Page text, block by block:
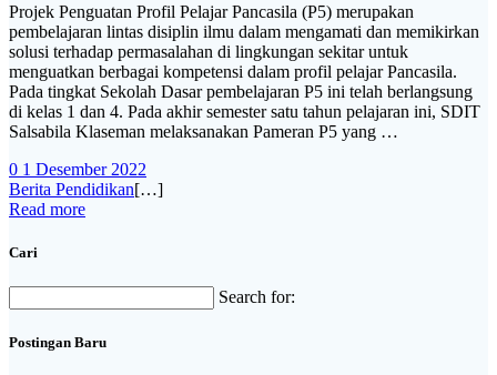
Projek Penguatan Profil Pelajar Pancasila (P5) merupakan
pembelajaran lintas disiplin ilmu dalam mengamati dan memikirkan
solusi terhadap permasalahan di lingkungan sekitar untuk
menguatkan berbagai kompetensi dalam profil pelajar Pancasila.
Pada tingkat Sekolah Dasar pembelajaran P5 ini telah berlangsung
di kelas 1 dan 4. Pada akhir semester satu tahun pelajaran ini, SDIT
Salsabila Klaseman melaksanakan Pameran P5 yang …
0 1 Desember 2022
Berita Pendidikan[…]
Read more
Cari
Search for:
Postingan Baru